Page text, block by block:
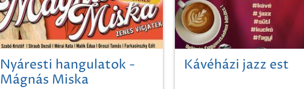
Nyáresti hangulatok -
Mágnás Miska
Kávéházi jazz est